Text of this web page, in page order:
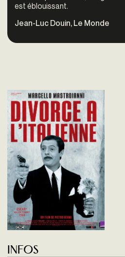
est éblouissant.
Jean-Luc Douin, Le Monde
Infos